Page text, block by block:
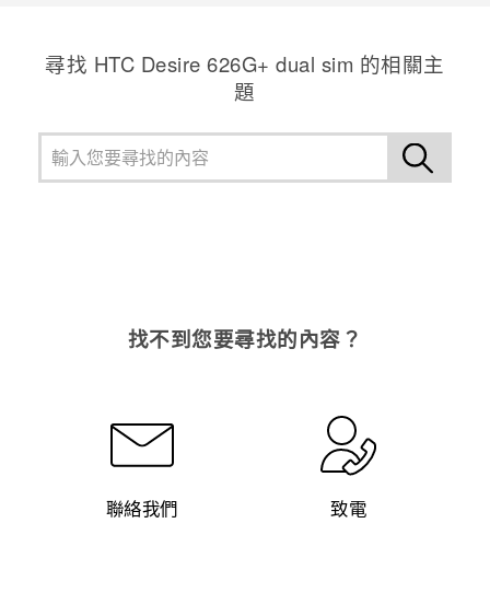
尋找 HTC Desire 626G+ dual sim 的相關主
題
找不到您要尋找的內容？
聯絡我們 致電